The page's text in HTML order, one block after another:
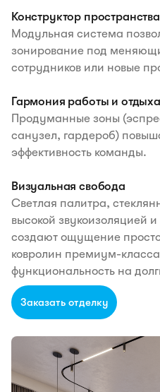
Конструктор пространства
Модульная система
зонирование под
сотрудников или новые
Гармония работы и отдыха
Продуманные зоны
санузел, гардероб)
эффективность команды.
Визуальная свобода
Светлая палитра,
высокой звукоизоляцией
создают ощущение
ковролин премиум-
функциональность на
Заказать отделку